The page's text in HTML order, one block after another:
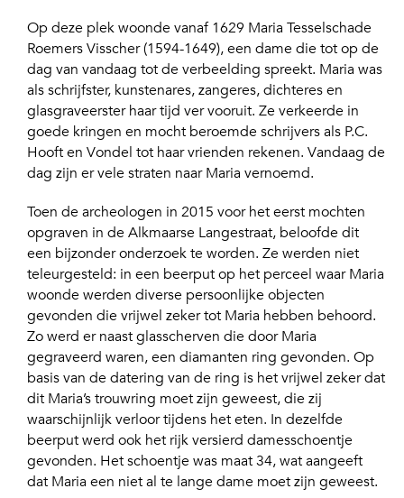
Op deze plek woonde vanaf 1629 Maria Tesselschade
Roemers Visscher (1594-1649), een dame die tot op de
dag van vandaag tot de verbeelding spreekt. Maria was
als schrijfster, kunstenares, zangeres, dichteres en
glasgraveerster haar tijd ver vooruit. Ze verkeerde in
goede kringen en mocht beroemde schrijvers als P.C.
Hooft en Vondel tot haar vrienden rekenen. Vandaag de
dag zijn er vele straten naar Maria vernoemd.
Toen de archeologen in 2015 voor het eerst mochten
opgraven in de Alkmaarse Langestraat, beloofde dit
een bijzonder onderzoek te worden. Ze werden niet
teleurgesteld: in een beerput op het perceel waar Maria
woonde werden diverse persoonlijke objecten
gevonden die vrijwel zeker tot Maria hebben behoord.
Zo werd er naast glasscherven die door Maria
gegraveerd waren, een diamanten ring gevonden. Op
basis van de datering van de ring is het vrijwel zeker dat
dit Maria’s trouwring moet zijn geweest, die zij
waarschijnlijk verloor tijdens het eten. In dezelfde
beerput werd ook het rijk versierd damesschoentje
gevonden. Het schoentje was maat 34, wat aangeeft
dat Maria een niet al te lange dame moet zijn geweest.